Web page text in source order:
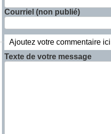
Courriel (non publié)
Ajoutez votre commentaire ici
Texte de votre message